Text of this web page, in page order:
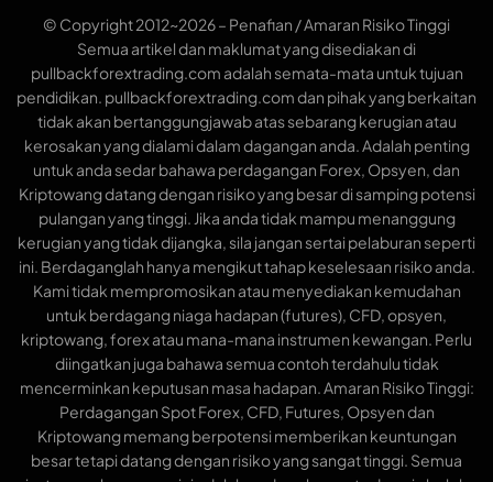
© Copyright 2012~2026 – Penafian / Amaran Risiko Tinggi
Semua artikel dan maklumat yang disediakan di
pullbackforextrading.com adalah semata-mata untuk tujuan
pendidikan. pullbackforextrading.com dan pihak yang berkaitan
tidak akan bertanggungjawab atas sebarang kerugian atau
kerosakan yang dialami dalam dagangan anda. Adalah penting
untuk anda sedar bahawa perdagangan Forex, Opsyen, dan
Kriptowang datang dengan risiko yang besar di samping potensi
pulangan yang tinggi. Jika anda tidak mampu menanggung
kerugian yang tidak dijangka, sila jangan sertai pelaburan seperti
ini. Berdaganglah hanya mengikut tahap keselesaan risiko anda.
Kami tidak mempromosikan atau menyediakan kemudahan
untuk berdagang niaga hadapan (futures), CFD, opsyen,
kriptowang, forex atau mana-mana instrumen kewangan. Perlu
diingatkan juga bahawa semua contoh terdahulu tidak
mencerminkan keputusan masa hadapan. Amaran Risiko Tinggi:
Perdagangan Spot Forex, CFD, Futures, Opsyen dan
Kriptowang memang berpotensi memberikan keuntungan
besar tetapi datang dengan risiko yang sangat tinggi. Semua